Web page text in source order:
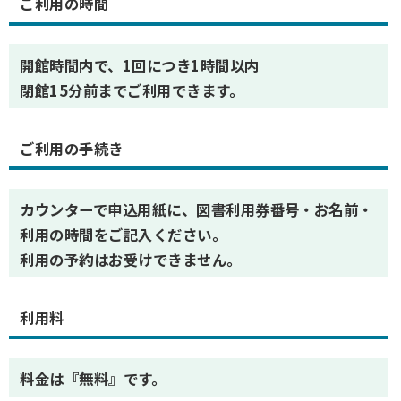
開館時間内で、1回につき1時間以内
閉館15分前までご利用できます。
ご利用の手続き
カウンターで申込用紙に、図書利用券番号・お名前・
利用の時間をご記入ください。
利用の予約はお受けできません。
利用料
料金は『無料』です。